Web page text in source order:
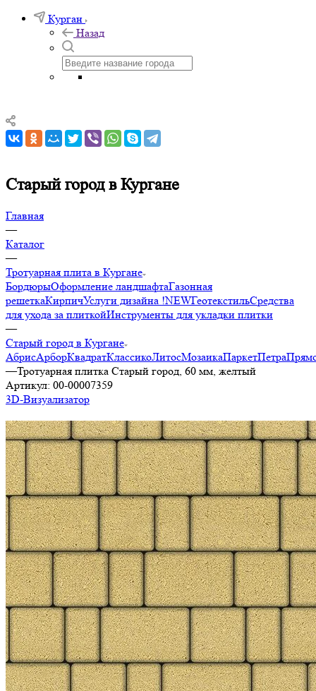
Курган
Назад
Старый город в Кургане
Главная
—
Каталог
—
Тротуарная плита в Кургане
БордюрыОформление ландшафтаГазонная
решеткаКирпичУслуги дизайна !NEWГеотекстильСредства
для ухода за плиткойИнструменты для укладки плитки
—
Старый город в Кургане
АбрисАрборКвадратКлассикоЛитосМозаикаПаркетПетра
—Тротуарная плитка Старый город, 60 мм, желтый
Артикул: 00-00007359
3D-Визуализатор